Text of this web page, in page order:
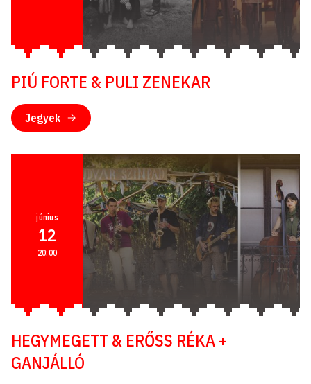
PIÚ FORTE & PULI ZENEKAR
Jegyek
június
12
20:00
HEGYMEGETT & ERŐSS RÉKA +
GANJÁLLÓ